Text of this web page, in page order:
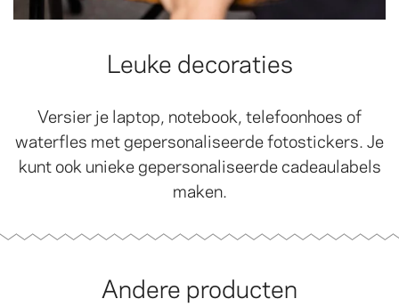
Leuke decoraties
Versier je laptop, notebook, telefoonhoes of
waterfles met gepersonaliseerde fotostickers. Je
kunt ook unieke gepersonaliseerde cadeaulabels
maken.
Andere producten